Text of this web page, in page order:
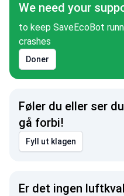
We need your
to keep SaveEcoBot
crashes
Doner
Føler du eller ser
gå forbi!
Fyll ut klagen
Er det ingen